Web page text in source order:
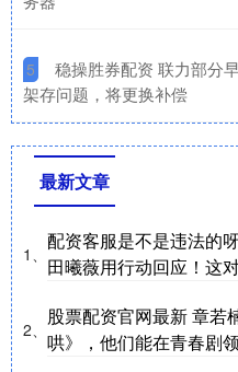
5
稳操胜券配资 联力部分
架存问题，将更换补偿
最新文章
1、
配资客服是不是违法的
田曦薇用行动回应！这
2、
股票配资官网最新 章若
哄》，他们能在青春剧